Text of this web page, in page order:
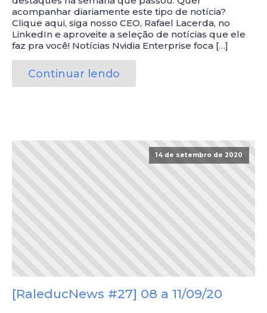
acompanhar diariamente este tipo de notícia?
Clique aqui, siga nosso CEO, Rafael Lacerda, no
LinkedIn e aproveite a seleção de notícias que ele
faz pra você! Notícias Nvidia Enterprise foca […]
Continuar lendo
14 de setembro de 2020
[RaleducNews #27] 08 a 11/09/20